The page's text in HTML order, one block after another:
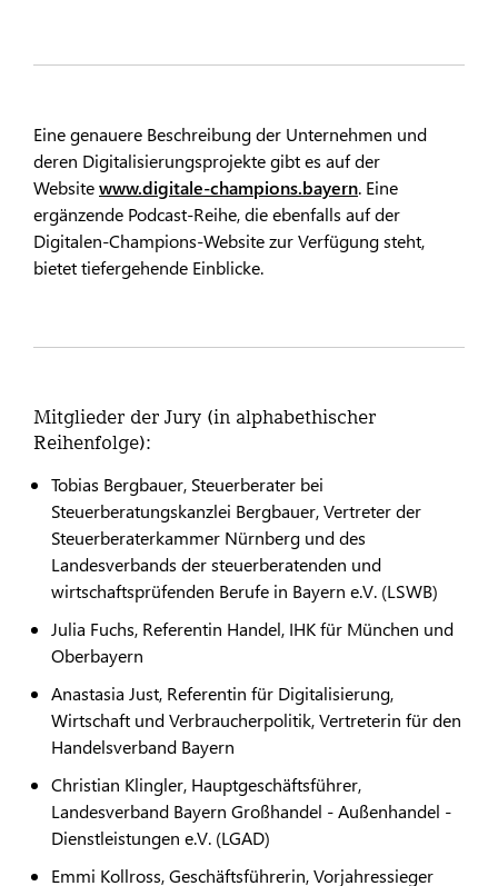
Eine genauere Beschreibung der Unternehmen und
deren Digitalisierungsprojekte gibt es auf der
Websitewww.digitale-champions.bayern. Eine
ergänzende Podcast-Reihe, die ebenfalls auf der
Digitalen-Champions-Website zur Verfügung steht,
bietet tiefergehende Einblicke.
Mitglieder der Jury (in alphabethischer
Reihenfolge):
Tobias Bergbauer, Steuerberater bei
Steuerberatungskanzlei Bergbauer, Vertreter der
Steuerberaterkammer Nürnberg und des
Landesverbands der steuerberatenden und
wirtschaftsprüfenden Berufe in Bayern e.V. (LSWB)
Julia Fuchs, Referentin Handel, IHK für München und
Oberbayern
Anastasia Just, Referentin für Digitalisierung,
Wirtschaft und Verbraucherpolitik, Vertreterin für den
Handelsverband Bayern
Christian Klingler, Hauptgeschäftsführer,
Landesverband Bayern Großhandel - Außenhandel -
Dienstleistungen e.V. (LGAD)
Emmi Kollross, Geschäftsführerin, Vorjahressieger